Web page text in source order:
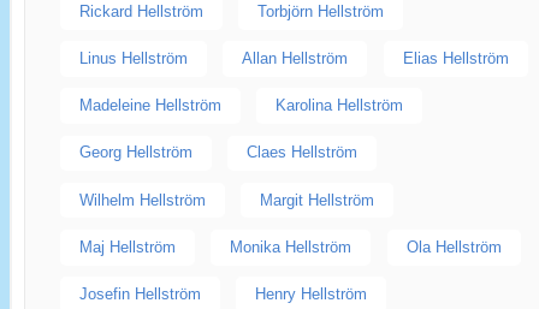
Rickard Hellström Torbjörn Hellström
Linus Hellström Allan Hellström Elias Hellström
Madeleine Hellström Karolina Hellström
Georg Hellström Claes Hellström
Wilhelm Hellström Margit Hellström
Maj Hellström Monika Hellström Ola Hellström
Josefin Hellström Henry Hellström